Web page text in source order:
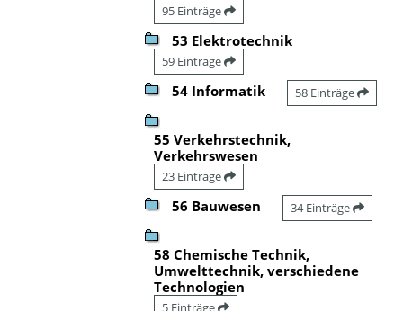
95 Einträge
53 Elektrotechnik
59 Einträge
54 Informatik 58 Einträge
55 Verkehrstechnik,
Verkehrswesen
23 Einträge
56 Bauwesen 34 Einträge
58 Chemische Technik,
Umwelttechnik, verschiedene
Technologien
5 Einträge